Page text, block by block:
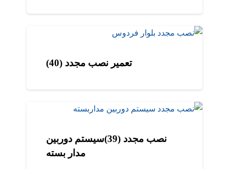
تعمیر نصب مجدد (40)
نصب مجدد (39)سیستم دوربین
مدار بسته